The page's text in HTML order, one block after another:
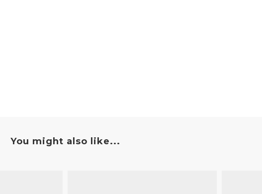
You might also like...